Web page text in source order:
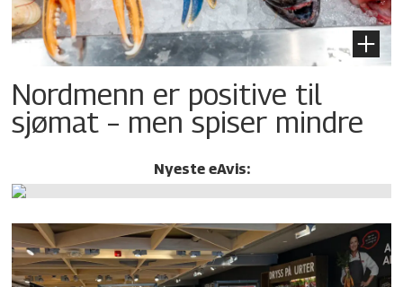
Nordmenn er positive til
sjømat – men spiser mindre
Nyeste eAvis: